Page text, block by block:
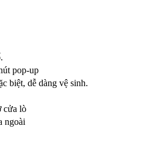
pop-up
biệt, dễ dàng vệ sinh.
cửa lò
ngoài